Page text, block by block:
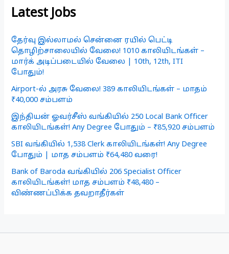
Latest Jobs
தேர்வு இல்லாமல் சென்னை ரயில் பெட்டி
தொழிற்சாலையில் வேலை! 1010 காலியிடங்கள் –
மார்க் அடிப்படையில் வேலை | 10th, 12th, ITI
போதும்!
Airport-ல் அரசு வேலை! 389 காலியிடங்கள் – மாதம்
₹40,000 சம்பளம்
இந்தியன் ஓவர்சீஸ் வங்கியில் 250 Local Bank Officer
காலியிடங்கள்! Any Degree போதும் – ₹85,920 சம்பளம்
SBI வங்கியில் 1,538 Clerk காலியிடங்கள்! Any Degree
போதும் | மாத சம்பளம் ₹64,480 வரை!
Bank of Baroda வங்கியில் 206 Specialist Officer
காலியிடங்கள்! மாத சம்பளம் ₹48,480 –
விண்ணப்பிக்க தவறாதீர்கள்